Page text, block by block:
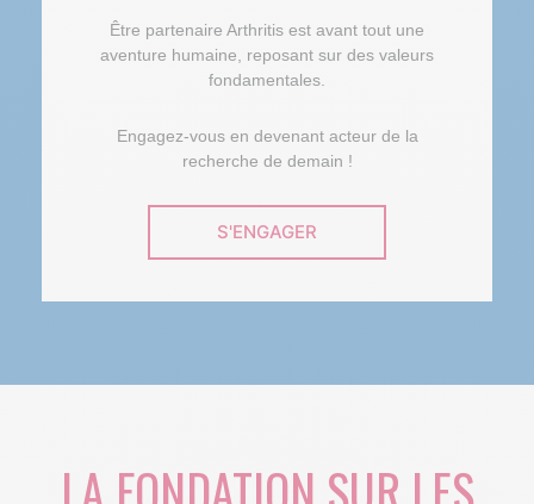
Être partenaire Arthritis est avant tout une
aventure humaine, reposant sur des valeurs
fondamentales.
Engagez-vous en devenant acteur de la
recherche de demain !
S'ENGAGER